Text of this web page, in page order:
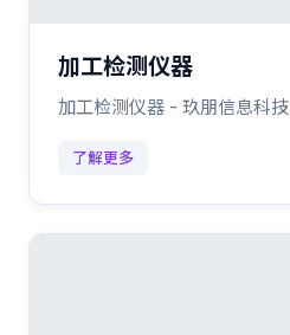
加工检测仪器
加工检测仪器 - 玖朋信息科技
了解更多